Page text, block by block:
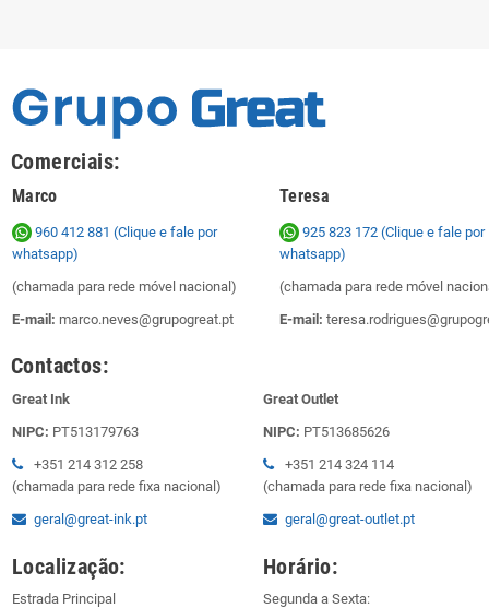
Comerciais:
Marco Teresa
960 412 881 (Clique e fale por
whatsapp)
(chamada para rede móvel nacional)
E-mail: marco.neves@grupogreat.pt
925 823 172 (Clique e fale por
whatsapp)
(chamada para rede móvel
E-mail:
Contactos:
Great Ink
NIPC: PT513179763
+351 214 312 258
(chamada para rede fixa nacional)
geral@great-ink.pt
Great Outlet
NIPC: PT513685626
+351 214 324 114
(chamada para rede fixa nacional)
geral@great-outlet.pt
Localização:
Estrada Principal
Horário:
Segunda a Sexta: